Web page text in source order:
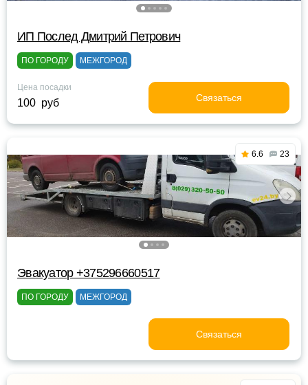
ИП Послед Дмитрий Петрович
ПО ГОРОДУ МЕЖГОРОД
Цена посадки
100 руб Связаться
6.6 23
Эвакуатор +375296660517
ПО ГОРОДУ МЕЖГОРОД
Связаться